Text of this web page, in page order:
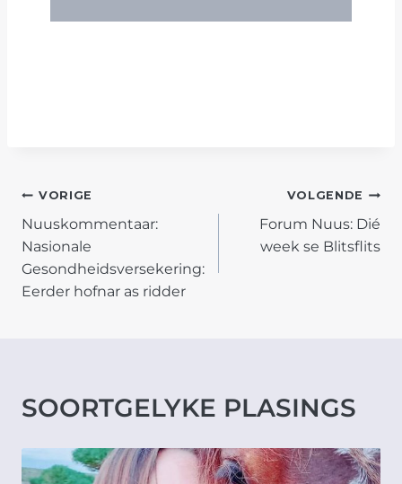
POST
NAVIGATION
VORIGE
Nuuskommentaar:
Nasionale
Gesondheidsversekering:
Eerder hofnar as ridder
VOLGENDE
Forum Nuus: Dié
week se Blitsflits
SOORTGELYKE PLASINGS